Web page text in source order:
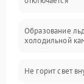
Образование
холодильной
Не горит свет